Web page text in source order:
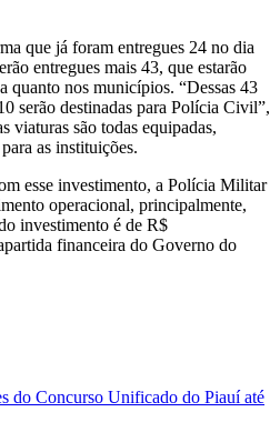
que já foram entregues 24 no dia
entregues mais 43, que estarão
quanto nos municípios. “Dessas 43
serão destinadas para Polícia Civil”,
viaturas são todas equipadas,
as instituições.
esse investimento, a Polícia Militar
operacional, principalmente,
investimento é de R$
financeira do Governo do